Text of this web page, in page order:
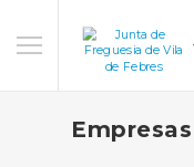
Empresas